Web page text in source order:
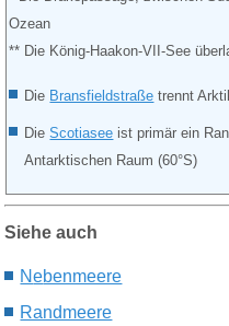
Ozean
** Die König-Haakon-VII-See
Die Bransfieldstraße trennt
DieScotiasee ist primär ein
Antarktischen Raum (60°S)
Siehe auch
Nebenmeere
Randmeere